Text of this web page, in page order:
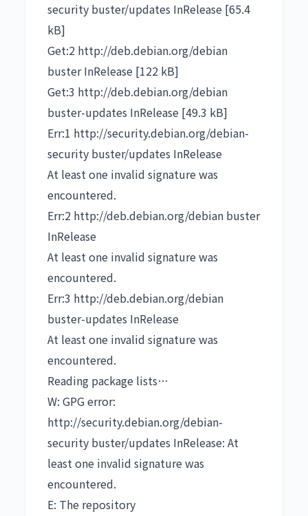
security buster/updates InRelease [65.4
kB]
Get:2 http://deb.debian.org/debian
buster InRelease [122 kB]
Get:3 http://deb.debian.org/debian
buster-updates InRelease [49.3 kB]
Err:1 http://security.debian.org/debian-
security buster/updates InRelease
At least one invalid signature was
encountered.
Err:2 http://deb.debian.org/debian buster
InRelease
At least one invalid signature was
encountered.
Err:3 http://deb.debian.org/debian
buster-updates InRelease
At least one invalid signature was
encountered.
Reading package lists…
W: GPG error:
http://security.debian.org/debian-
security buster/updates InRelease: At
least one invalid signature was
encountered.
E: The repository